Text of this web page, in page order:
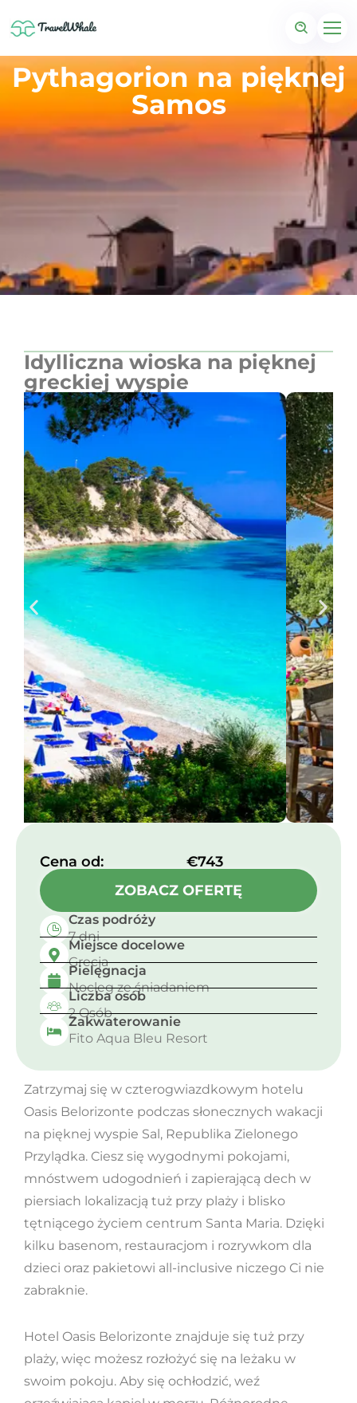
Pythagorion na pięknej
Samos
Idylliczna wioska na pięknej
greckiej wyspie
Cena od:​
€743
ZOBACZ OFERTĘ
Czas podróży
7 dni
Miejsce docelowe
Grecja
Pielęgnacja
Nocleg ze śniadaniem
Liczba osób
2 Osób
Zakwaterowanie
Fito Aqua Bleu Resort
Zatrzymaj się w czterogwiazdkowym hotelu
Oasis Belorizonte podczas słonecznych wakacji
na pięknej wyspie Sal, Republika Zielonego
Przylądka. Ciesz się wygodnymi pokojami,
mnóstwem udogodnień i zapierającą dech w
piersiach lokalizacją tuż przy plaży i blisko
tętniącego życiem centrum Santa Maria. Dzięki
kilku basenom, restauracjom i rozrywkom dla
dzieci oraz pakietowi all-inclusive niczego Ci nie
zabraknie.
Hotel Oasis Belorizonte znajduje się tuż przy
plaży, więc możesz rozłożyć się na leżaku w
swoim pokoju. Aby się ochłodzić, weź